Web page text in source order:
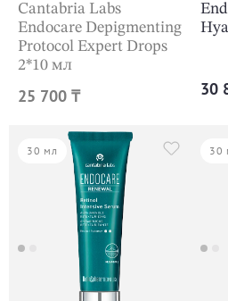
Cantabria Labs
Endocare Depigmenting
Protocol Expert Drops
2*10 мл
25 700 ₸ 30
30 мл 30